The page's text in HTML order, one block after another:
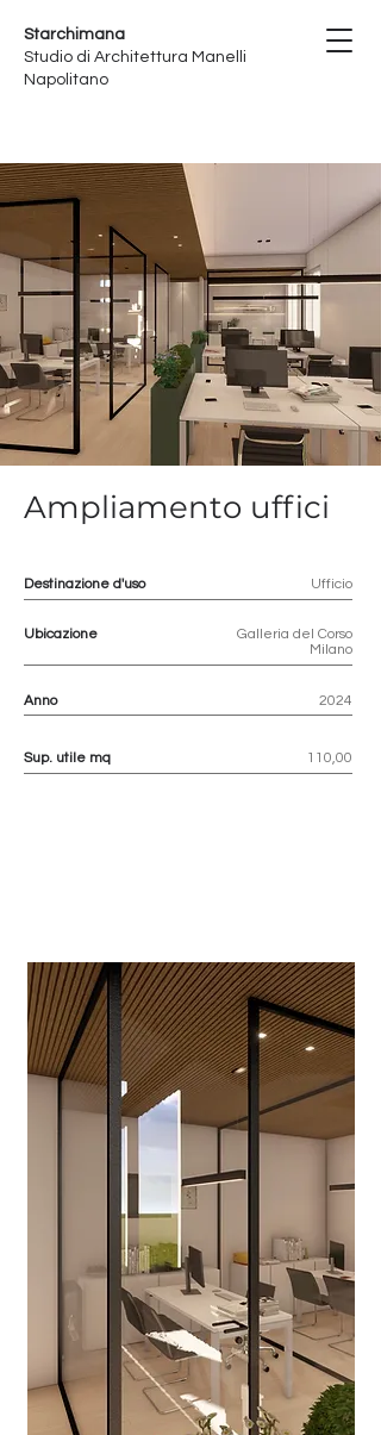
Starchimana
Studio di Architettura Manelli
Napolitano
Ampliamento uffici
Destinazione d'uso Ufficio
Ubicazione
Galleria del Corso
Milano
Anno 2024
Sup. utile mq 110,00